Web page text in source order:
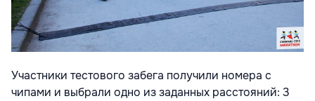
Участники тестового забега получили номера с
чипами и выбрали одно из заданных расстояний: 3